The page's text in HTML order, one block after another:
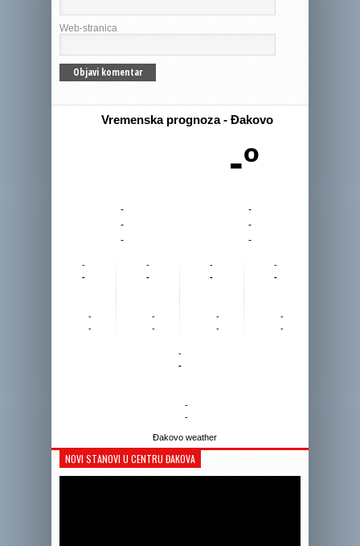
Web-stranica
Vremenska prognoza - Đakovo
-º
-
-
-
-
-
-
-
-
-
-
-
-
-
-
-
-
-
-
-
-
-
-
-
-
-
-
Đakovo weather
NOVI STANOVI U CENTRU ĐAKOVA